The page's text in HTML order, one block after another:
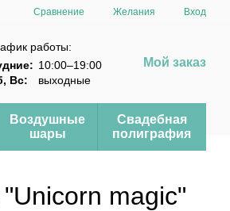
Сравнение Желания Вход
работы:
10:00–19:00
Вс:
выходные
Мой заказ
Воздушные
шары
Свадебная
полиграфия
magic"